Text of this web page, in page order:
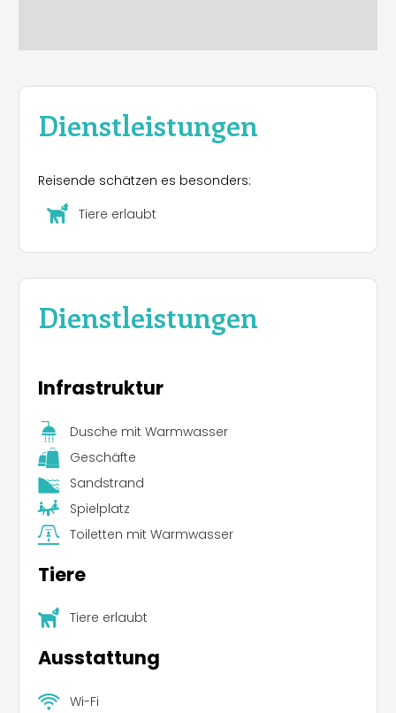
Dienstleistungen
Reisende schätzen es besonders:
Tiere erlaubt
Dienstleistungen
Infrastruktur
Dusche mit Warmwasser
Geschäfte
Sandstrand
Spielplatz
Toiletten mit Warmwasser
Tiere
Tiere erlaubt
Ausstattung
Wi-Fi